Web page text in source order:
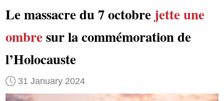
Le massacre du 7 octobre jette une
ombresur la commémoration de
l’Holocauste
31 January 2024